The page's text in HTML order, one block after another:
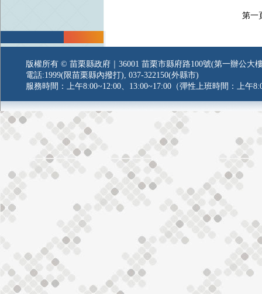
第一
版權所有 © 苗栗縣政府｜36001 苗栗市縣府路100號(第一辦公大
電話:1999(限苗栗縣內撥打), 037-322150(外縣市)
服務時間：上午8:00~12:00、13:00~17:00（彈性上班時間：上午